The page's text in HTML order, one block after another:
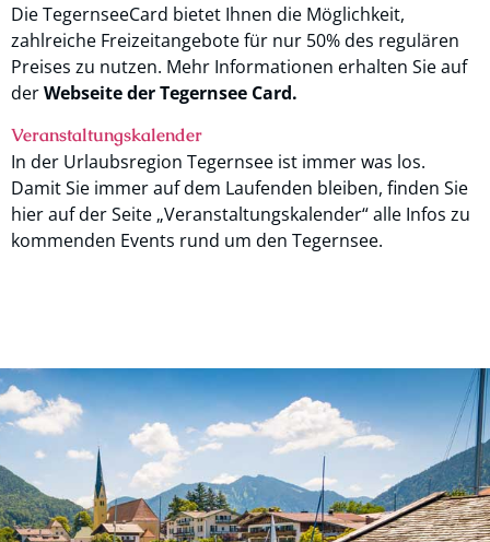
Die TegernseeCard bietet Ihnen die Möglichkeit,
zahlreiche Freizeitangebote für nur 50% des regulären
Preises zu nutzen. Mehr Informationen erhalten Sie auf
derWebseite der Tegernsee Card.
Veranstaltungskalender
In der Urlaubsregion Tegernsee ist immer was los.
Damit Sie immer auf dem Laufenden bleiben, finden Sie
hier auf der Seite „Veranstaltungskalender“ alle Infos zu
kommenden Events rund um den Tegernsee.